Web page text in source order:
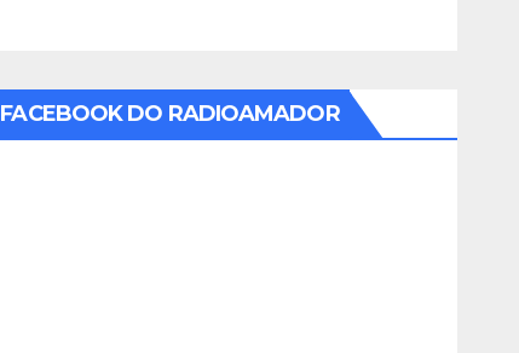
FACEBOOK DO RADIOAMADOR